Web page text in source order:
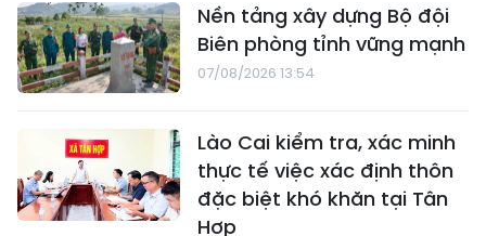
Nền tảng xây dựng Bộ đội
Biên phòng tỉnh vững mạnh
07/08/2026 13:54
Lào Cai kiểm tra, xác minh
thực tế việc xác định thôn
đặc biệt khó khăn tại Tân
Hợp